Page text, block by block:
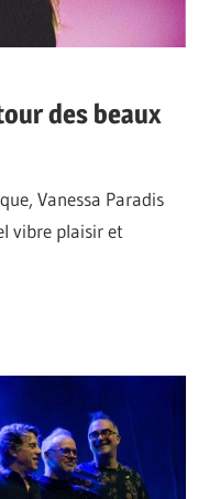
des beaux
Vanessa Paradis
vibre plaisir et